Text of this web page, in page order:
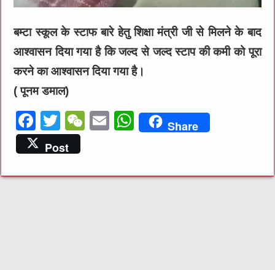
बम्टा स्कूल के स्टाफ बारे हेतु शिक्षा मंत्री जी से मिलने के बाद
आश्वासन दिया गया है कि जल्द से जल्द स्टाप की कमी को पूरा
करने का आश्वासन दिया गया है।
( पूनम डमाल)
F
a
c
e
T
w
it
te
W
h
E
l
W
h
s
Share
Post